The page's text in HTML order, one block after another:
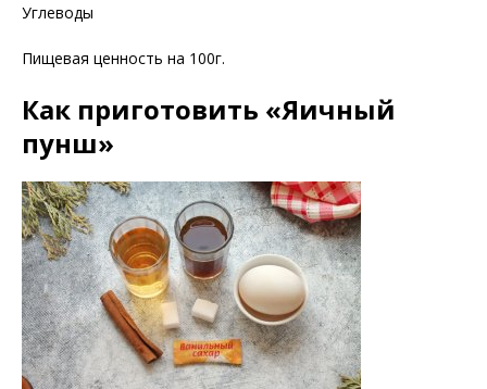
Углеводы
Пищевая ценность на 100г.
Как приготовить «Яичный
пунш»